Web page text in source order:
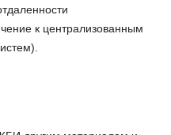
к централизованным